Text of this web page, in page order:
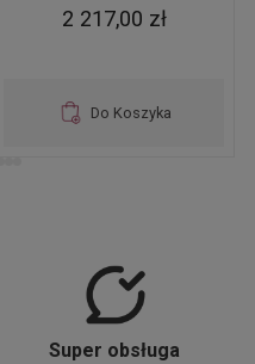
2 217,00 zł
Do Koszyka
Super obsługa